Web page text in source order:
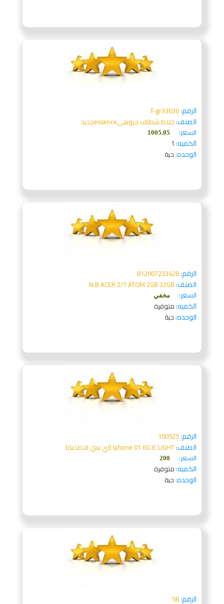
الرقم:f-gr33636
الصنف:خلاط شطاف جروهيessenceجديد
السعر:
1005.05
الكميه: 1
الوحده:حبة
الرقم:812007233428
الصنف:N.B ACER 2/1 ATOM 2GB 32GB
السعر:
مخفي
الكميه:متوفرة
الوحده:حبة
الرقم:100525
الصنف:iphone 01 6G IC LIGHT (اي سي الاضاءة)
السعر:
200
الكميه:متوفرة
الوحده:حبة
الرقم:58